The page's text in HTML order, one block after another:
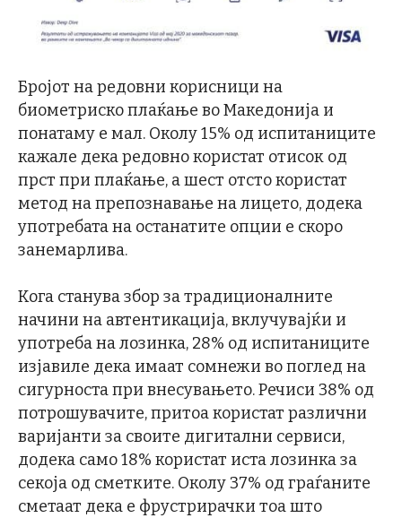
Бројот на редовни корисници на
биометриско плаќање во Македонија и
понатаму е мал. Околу 15% од испитаниците
кажале дека редовно користат отисок од
прст при плаќање, а шест отсто користат
метод на препознавање на лицето, додека
употребата на останатите опции е скоро
занемарлива.
Кога станува збор за традиционалните
начини на автентикација, вклучувајќи и
употреба на лозинка, 28% од испитаниците
изјавиле дека имаат сомнежи во поглед на
сигурноста при внесувањето. Речиси 38% од
потрошувачите, притоа користат различни
варијанти за своите дигитални сервиси,
додека само 18% користат иста лозинка за
секоја од сметките. Околу 37% од граѓаните
сметаат дека е фрустрирачки тоа што